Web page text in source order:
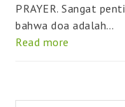
PRAYER. Sangat
bahwa doa adalah…
Read more